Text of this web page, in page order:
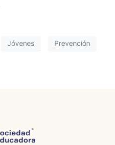
Jóvenes Prevención